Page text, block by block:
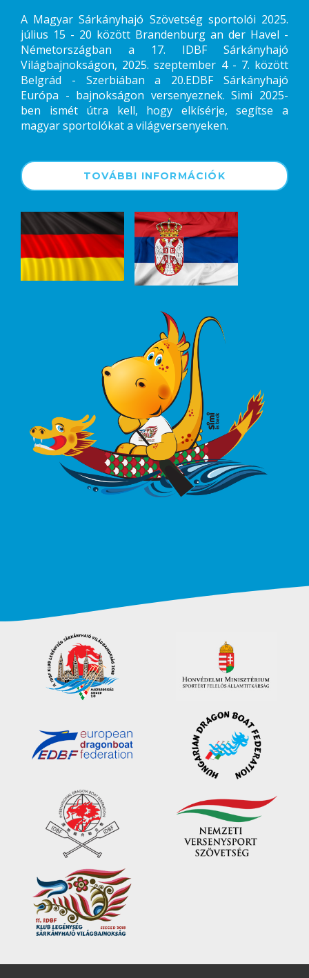
A Magyar Sárkányhajó Szövetség sportolói 2025.
július 15 - 20 között Brandenburg an der Havel -
Németországban a 17. IDBF Sárkányhajó
Világbajnokságon, 2025. szeptember 4 - 7. között
Belgrád - Szerbiában a 20.EDBF Sárkányhajó
Európa - bajnokságon versenyeznek. Simi 2025-
ben ismét útra kell, hogy elkísérje, segítse a
magyar sportolókat a világversenyeken.
TOVÁBBI INFORMÁCIÓK